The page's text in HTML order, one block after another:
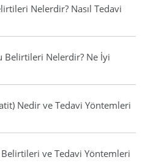
Nelerdir? Nasıl Tedavi
Belirtileri Nelerdir? Ne İyi
Nedir ve Tedavi Yöntemleri
Belirtileri ve Tedavi Yöntemleri